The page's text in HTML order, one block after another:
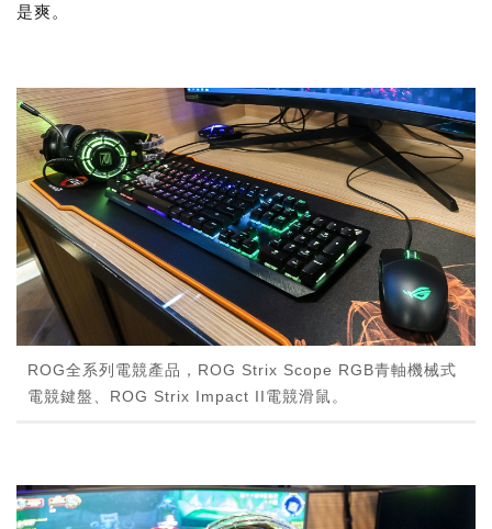
是爽。
ROG全系列電競產品，ROG Strix Scope RGB青軸機械式
電競鍵盤、ROG Strix Impact II電競滑鼠。